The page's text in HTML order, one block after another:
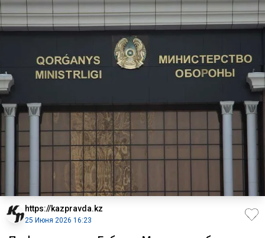
https://kazpravda.kz
25 Июня 2026 16:23